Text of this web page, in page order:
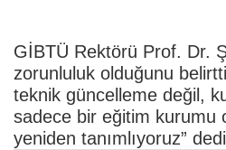
GİBTÜ Rektörü Prof. Dr.
zorunluluk olduğunu
teknik güncelleme değil,
sadece bir eğitim kurumu
yeniden tanımlıyoruz”